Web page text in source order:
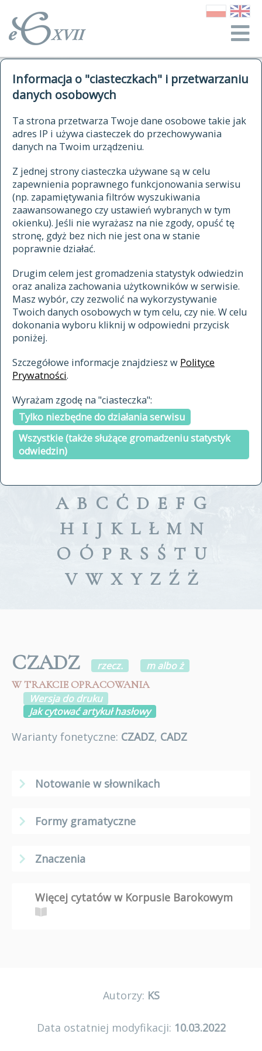
Informacja o "ciasteczkach" i przetwarzaniu
danych osobowych
Ta strona przetwarza Twoje dane osobowe takie jak
adres IP i używa ciasteczek do przechowywania
danych na Twoim urządzeniu.
Z jednej strony ciasteczka używane są w celu
zapewnienia poprawnego funkcjonowania serwisu
(np. zapamiętywania filtrów wyszukiwania
zaawansowanego czy ustawień wybranych w tym
okienku). Jeśli nie wyrażasz na nie zgody, opuść tę
stronę, gdyż bez nich nie jest ona w stanie
poprawnie działać.
Drugim celem jest gromadzenia statystyk odwiedzin
oraz analiza zachowania użytkowników w serwisie.
Masz wybór, czy zezwolić na wykorzystywanie
Twoich danych osobowych w tym celu, czy nie. W celu
dokonania wyboru kliknij w odpowiedni przycisk
poniżej.
Szczegółowe informacje znajdziesz w Polityce
Prywatności.
Wyrażam zgodę na "ciasteczka":
Tylko niezbędne do działania serwisu
Wszystkie (także służące gromadzeniu statystyk
odwiedzin)
autorzy Słownika
historia
publikacje
źródła
autorzy tekstów źródłowych
zasady opracowania
statystyki
najnowsze hasła
ostatnio zmodyfikowane hasła
materiały archiwalne
cytowanie
kontakt
kwerendy
jak cytować Słownik
ELEKTRONICZNY SŁOWNIK
JĘZYKA POLSKIEGO
XVII I XVIII WIEKU
znajdź hasła
zaczynające się od
indeksie
a fronte
a tergo
A B C Ć D E F G
H I J K L Ł M N
O Ó P R S Ś T U
V W X Y Z Ź Ż
CZADZ rzecz.
m albo ż
W TRAKCIE OPRACOWANIA
Wersja do druku
Jak cytować artykuł hasłowy
Warianty fonetyczne: CZADZ, CADZ
Notowanie w słownikach
Formy gramatyczne
Znaczenia
Więcej cytatów w Korpusie Barokowym
Autorzy: KS
Data ostatniej modyfikacji: 10.03.2022